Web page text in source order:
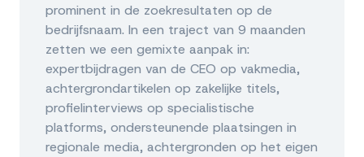
prominent in de zoekresultaten op de
bedrijfsnaam. In een traject van 9 maanden
zetten we een gemixte aanpak in:
expertbijdragen van de CEO op vakmedia,
achtergrondartikelen op zakelijke titels,
profielinterviews op specialistische
platforms, ondersteunende plaatsingen in
regionale media, achtergronden op het eigen